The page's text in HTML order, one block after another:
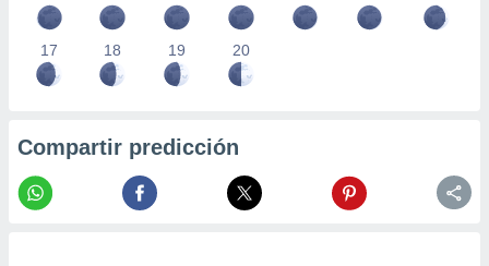
17 18 19 20
Compartir predicción